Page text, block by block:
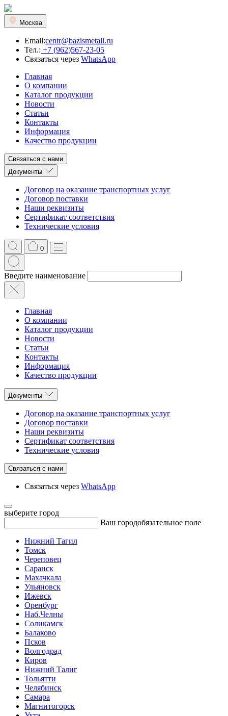
Москва
Email:centr@bazismetall.ru
Тел.: +7 (962)567-23-05
Связаться через WhatsApp
Главная
О компании
Каталог продукции
Новости
Статьи
Контакты
Информация
Качество продукции
Связаться с нами
Документы
Договор на оказание транспортных услуг
Договор поставки
Наши реквизиты
Сертификат соответствия
Технические условия
0
Введите наименование
Главная
О компании
Каталог продукции
Новости
Статьи
Контакты
Информация
Качество продукции
Документы
Договор на оказание транспортных услуг
Договор поставки
Наши реквизиты
Сертификат соответствия
Технические условия
Связаться с нами
Связаться через WhatsApp
выберите город
Ваш городобязательное поле
Нижний Тагил
Томск
Череповец
Саранск
Махачкала
Ульяновск
Ижевск
Оренбург
Наб.Челны
Соликамск
Балаково
Псков
Волгодрад
Киров
Нижний Талиг
Тольятти
Челябинск
Самара
Магнитогорск